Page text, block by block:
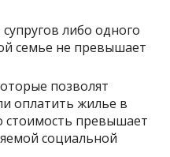
либо одного
семье не превышает
позволят
оплатить жилье в
стоимость превышает
социальной